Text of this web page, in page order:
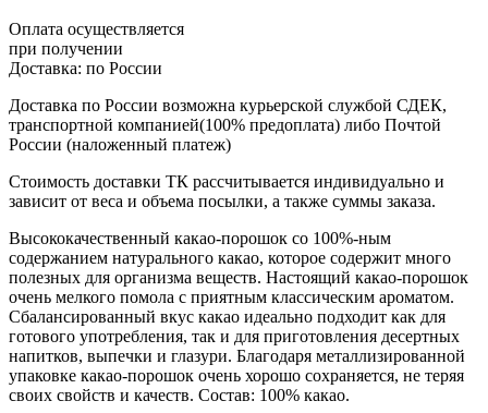
Оплата осуществляется
при получении
Доставка: по России
Доставка по России возможна курьерской службой СДЕК,
транспортной компанией(100% предоплата) либо Почтой
России (наложенный платеж)
Стоимость доставки ТК рассчитывается индивидуально и
зависит от веса и объема посылки, а также суммы заказа.
Высококачественный какао-порошок со 100%-ным
содержанием натурального какао, которое содержит много
полезных для организма веществ. Настоящий какао-порошок
очень мелкого помола с приятным классическим ароматом.
Сбалансированный вкус какао идеально подходит как для
готового употребления, так и для приготовления десертных
напитков, выпечки и глазури. Благодаря металлизированной
упаковке какао-порошок очень хорошо сохраняется, не теряя
своих свойств и качеств. Состав: 100% какао.